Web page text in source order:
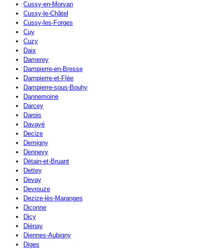
Cussy-en-Morvan
Cussy-le-Châtel
Cussy-les-Forges
Cuy
Cuzy
Daix
Damerey
Dampierre-en-Bresse
Dampierre-et-Flée
Dampierre-sous-Bouhy
Dannemoine
Darcey
Darois
Davayé
Decize
Demigny
Dennevy
Détain-et-Bruant
Dettey
Devay
Devrouze
Dezize-lès-Maranges
Diconne
Dicy
Diénay
Diennes-Aubigny
Diges